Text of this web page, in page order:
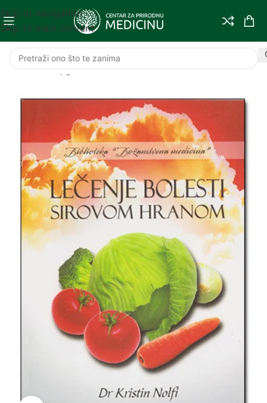
Skip to navigation
Skip to main content
Početna/Knjige